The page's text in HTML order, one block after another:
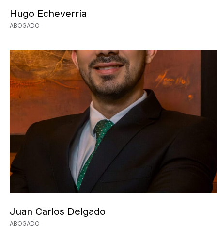
Hugo Echeverría
ABOGADO
Juan Carlos Delgado
ABOGADO